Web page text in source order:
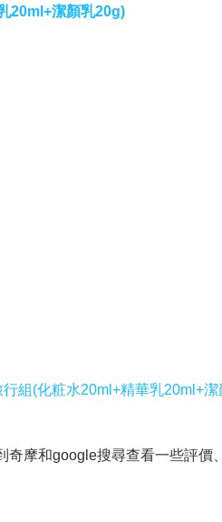
20ml+潔顏乳20g)
行組(化粧水20ml+精華乳20ml+
摩和google搜尋查看一些評價